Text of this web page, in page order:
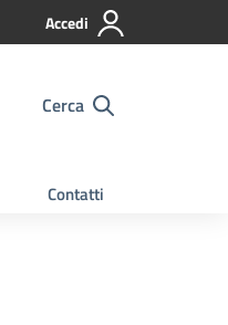
Accedi
Cerca
Contatti